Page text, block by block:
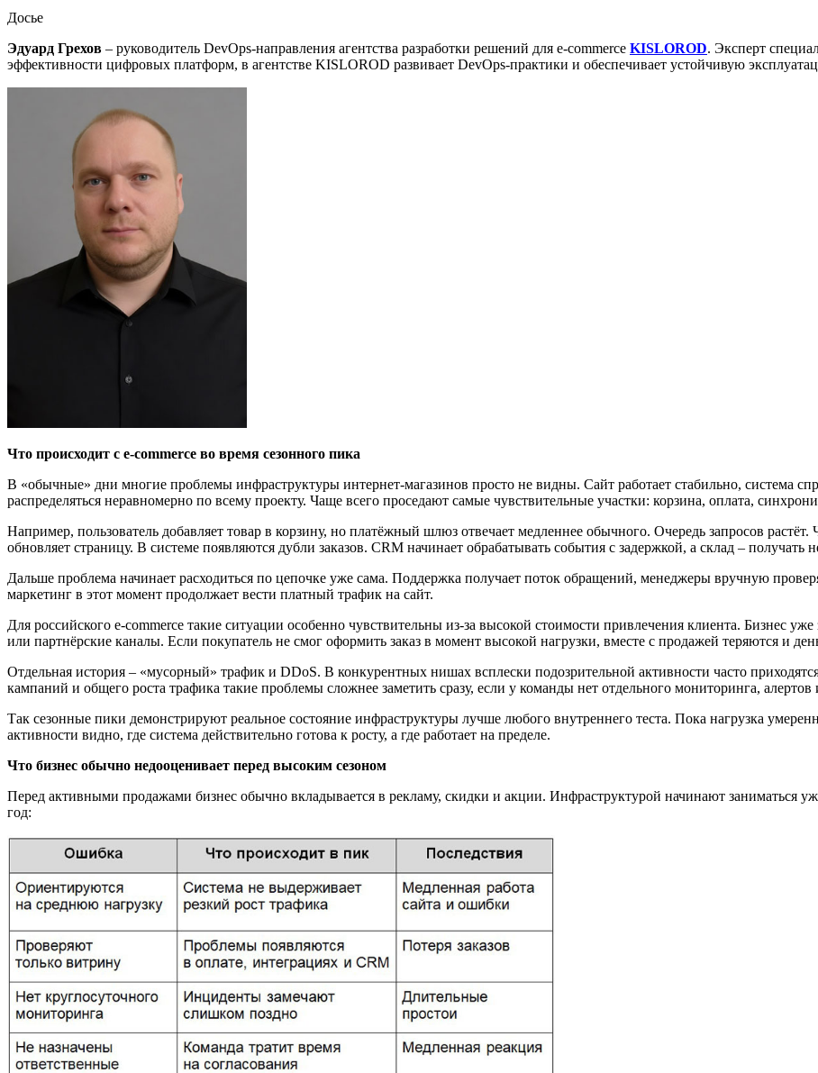
Досье
Эдуард Грехов – руководитель DevOps-направления агентства разработки решений для e-commerce KISLOROD. Эксперт
эффективности цифровых платформ, в агентстве KISLOROD развивает DevOps-практики и обеспечивает устойчивую
Что происходит с e-commerce во время сезонного пика
В «обычные» дни многие проблемы инфраструктуры интернет-магазинов просто не видны. Сайт работает стабильно, система
распределяться неравномерно по всему проекту. Чаще всего проседают самые чувствительные участки: корзина, оплата,
Например, пользователь добавляет товар в корзину, но платёжный шлюз отвечает медленнее обычного. Очередь запросов
обновляет страницу. В системе появляются дубли заказов. CRM начинает обрабатывать события с задержкой, а склад – получать
Дальше проблема начинает расходиться по цепочке уже сама. Поддержка получает поток обращений, менеджеры вручную
маркетинг в этот момент продолжает вести платный трафик на сайт.
Для российского e-commerce такие ситуации особенно чувствительны из-за высокой стоимости привлечения клиента. Бизнес уже
или партнёрские каналы. Если покупатель не смог оформить заказ в момент высокой нагрузки, вместе с продажей теряются и
Отдельная история – «мусорный» трафик и DDoS. В конкурентных нишах всплески подозрительной активности часто
кампаний и общего роста трафика такие проблемы сложнее заметить сразу, если у команды нет отдельного мониторинга,
Так сезонные пики демонстрируют реальное состояние инфраструктуры лучше любого внутреннего теста. Пока нагрузка
активности видно, где система действительно готова к росту, а где работает на пределе.
Что бизнес обычно недооценивает перед высоким сезоном
Перед активными продажами бизнес обычно вкладывается в рекламу, скидки и акции. Инфраструктурой начинают заниматься
год: